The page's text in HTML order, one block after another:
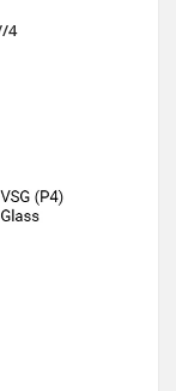
4